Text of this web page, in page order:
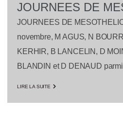
JOURNEES DE
JOURNEES DE
novembre, M AGUS, N
KERHIR, B LANCELIN, D
BLANDIN et D DENAUD
LIRE LA SUITE